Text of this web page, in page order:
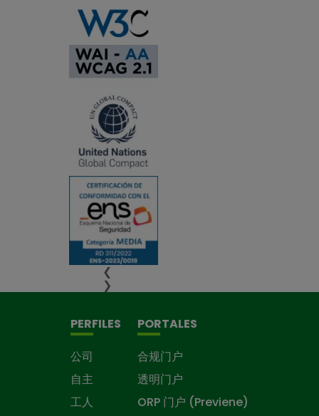
❮
❯
PERFILES
公司
自主
工人
PORTALES
合规门户
透明门户
ORP 门户 (Previene)